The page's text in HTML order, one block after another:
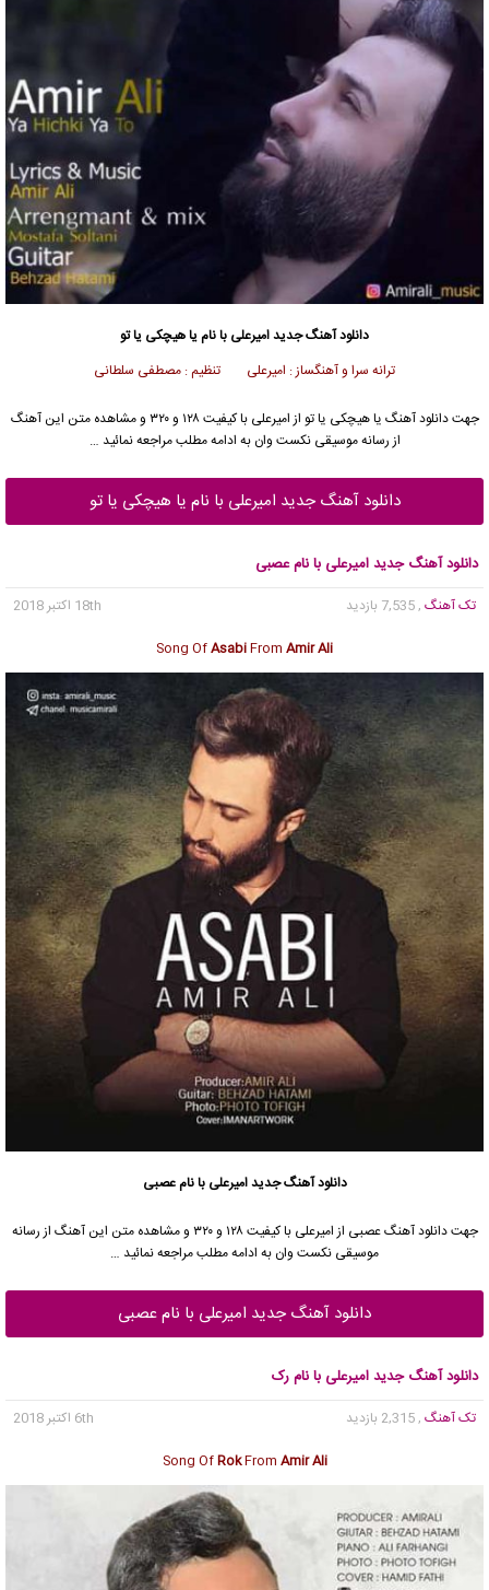
دانلود آهنگ جدیدامیرعلی با نام یا هیچکی یا تو
ترانه سرا و آهنگساز : امیرعلی تنظیم : مصطفی سلطانی
جهت دانلود آهنگ یا هیچکی یا تو از امیرعلی
با کیفیت ۱۲۸ و ۳۲۰ و مشاهده متن این آهنگ
از رسانه موسیقی نکست وان به ادامه مطلب مراجعه نمائید …
دانلود آهنگ جدید امیرعلی با نام یا هیچکی یا تو
دانلود آهنگ جدید امیرعلی با نام عصبی
تک آهنگ , 7,535 بازدید
18th اکتبر 2018
Song OfAsabiFrom Amir Ali
دانلود آهنگ جدیدامیرعلی با نام عصبی
جهت دانلود آهنگ عصبی از امیرعلی
با کیفیت ۱۲۸ و ۳۲۰ و مشاهده متن این آهنگ از رسانه
موسیقی نکست وان به ادامه مطلب مراجعه نمائید …
دانلود آهنگ جدید امیرعلی با نام عصبی
دانلود آهنگ جدید امیرعلی با نام رک
تک آهنگ , 2,315 بازدید
6th اکتبر 2018
Song OfRokFrom Amir Ali